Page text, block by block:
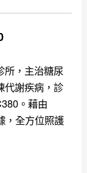
所，主治糖尿
代謝疾病，診
。藉由
，全方位照護